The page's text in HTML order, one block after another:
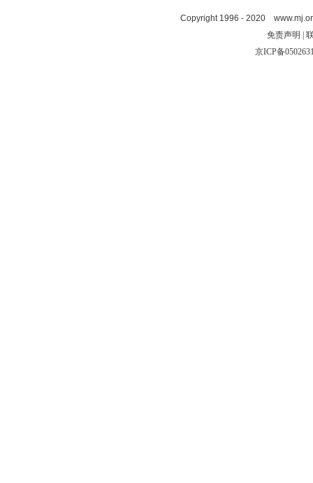
Copyright 1996 - 2020
免责声明 |
京ICP备